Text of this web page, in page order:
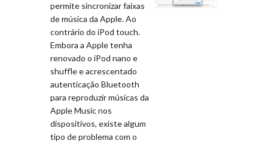
permite sincronizar faixas
de música da Apple. Ao
contrário do iPod touch.
Embora a Apple tenha
renovado o iPod nano e
shuffle e acrescentado
autenticação Bluetooth
para reproduzir músicas da
Apple Music nos
dispositivos, existe algum
tipo de problema com o